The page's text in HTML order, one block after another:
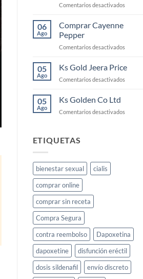
libido
Comentarios desactivadosen
y
funciona
la
06
Ago
Comprar Cayenne
Pepper
Comentarios desactivadosen
Pepper
05
Ago
Ks Gold Jeera Price
Comentarios desactivadosen
Price
05
Ago
Ks Golden Co Ltd
Comentarios desactivadosen
ETIQUETAS
bienestar sexual
cialis
comprar online
comprar sin receta
Compra Segura
contra reembolso
Dapoxetina
dapoxetine
disfunción eréctil
dosis sildenafil
envío discreto